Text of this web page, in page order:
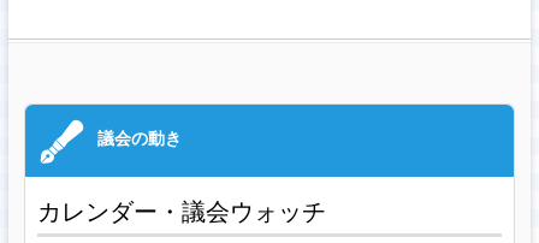
カレンダー・議会ウォッチ